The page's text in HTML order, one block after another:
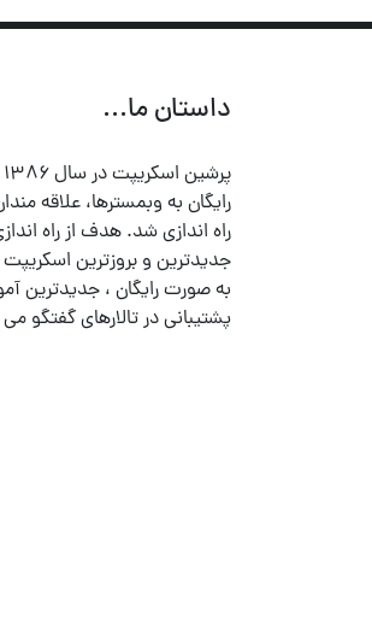
داستان ما...
رایگان به وبمسترها، علاقه
راه اندازی شد. هدف از راه
جدیدترین و بروزترین اسکریپت
به صورت رایگان ، جدیدترین
پشتیبانی در تالارهای گفتگو